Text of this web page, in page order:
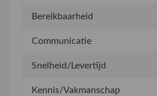
Bereikbaarheid
Communicatie
Snelheid/Levertijd
Kennis/Vakmanschap